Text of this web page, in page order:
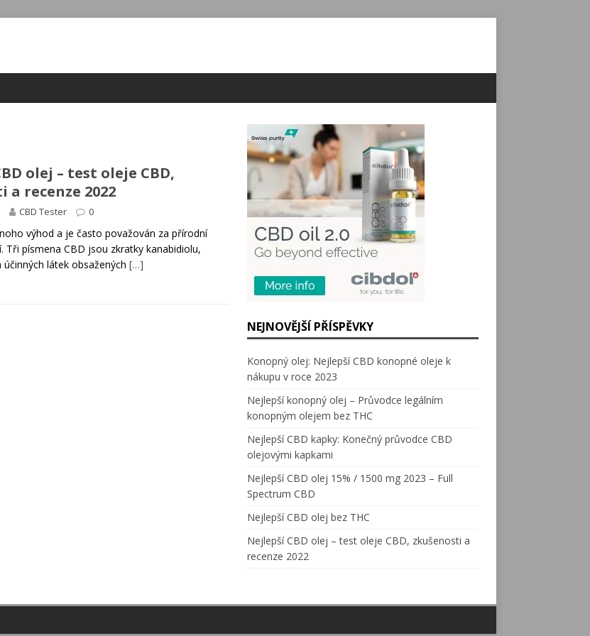
olej – test oleje CBD,
a recenze 2022
CBD Tester 0
výhod a je často považován za přírodní
Tři písmena CBD jsou zkratky kanabidiolu,
účinných látek obsažených […]
NEJNOVĚJŠÍ PŘÍSPĚVKY
Konopný olej: Nejlepší CBD konopné oleje k
nákupu v roce 2023
Nejlepší konopný olej – Průvodce legálním
konopným olejem bez THC
Nejlepší CBD kapky: Konečný průvodce CBD
olejovými kapkami
Nejlepší CBD olej 15% / 1500 mg 2023 – Full
Spectrum CBD
Nejlepší CBD olej bez THC
Nejlepší CBD olej – test oleje CBD, zkušenosti a
recenze 2022